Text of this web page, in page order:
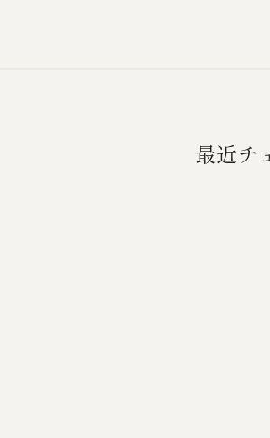
最近チ